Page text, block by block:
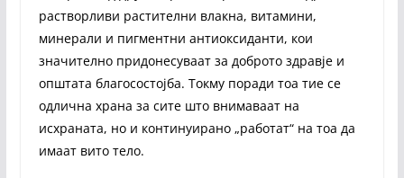
растворливи растителни влакна, витамини,
минерали и пигментни антиоксиданти, кои
значително придонесуваат за доброто здравје и
општата благосостојба. Токму поради тоа тие се
одлична храна за сите што внимаваат на
исхраната, но и континуирано „работат“ на тоа да
имаат вито тело.